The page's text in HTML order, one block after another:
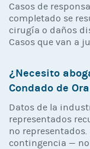
Casos de
completado se
cirugía o daños
Casos que van a
¿Necesito
Condado de
Datos de la
representados
no
contingencia —